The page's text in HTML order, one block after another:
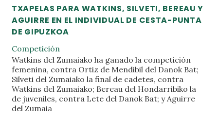
TXAPELAS PARA WATKINS, SILVETI, BEREAU Y
AGUIRRE EN EL INDIVIDUAL DE CESTA-PUNTA
DE GIPUZKOA
Competición
Watkins del Zumaiako ha ganado la competición
femenina, contra Ortiz de Mendibil del Danok Bat;
Silveti del Zumaiako la final de cadetes, contra
Watkins del Zumaiako; Bereau del Hondarribiko la
de juveniles, contra Lete del Danok Bat; y Aguirre
del Zumaia